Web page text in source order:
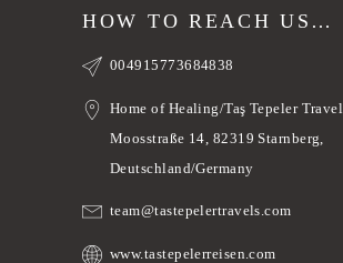
HOW TO REACH US…
004915773684838
Home of Healing/Taş Tepeler Travel
Moosstraße 14, 82319 Starnberg,
Deutschland/Germany
team@tastepelertravels.com
www.tastepelerreisen.com